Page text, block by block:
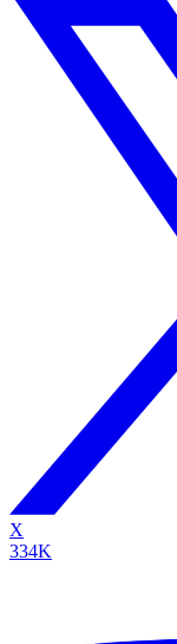
X
334K